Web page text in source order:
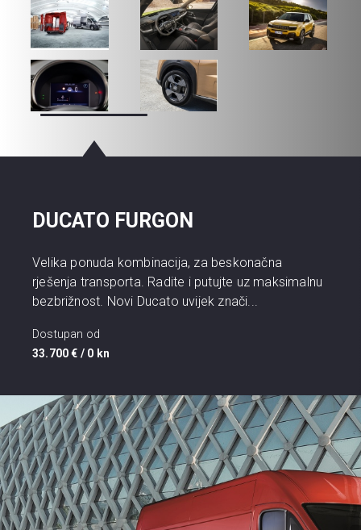
DUCATO FURGON
Velika ponuda kombinacija, za beskonačna
rješenja transporta. Radite i putujte uz maksimalnu
bezbrižnost. Novi Ducato uvijek znači...
Dostupan od
33.700 € / 0 kn